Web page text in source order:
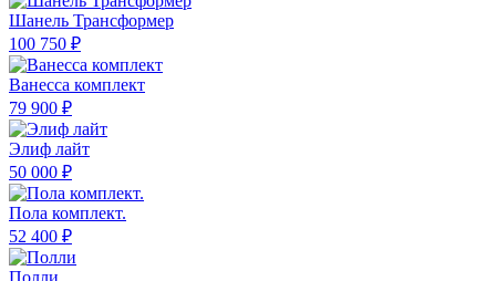
Шанель Трансформер
100 750 ₽
Ванесса комплект
79 900 ₽
Элиф лайт
50 000 ₽
Пола комплект.
52 400 ₽
Полли